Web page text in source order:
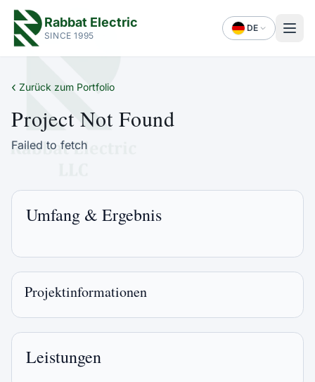
Rabbat Electric
SINCE 1995
DE
‹ Zurück zum Portfolio
Project Not Found
Failed to fetch
Leistungen
Projektinformationen
Umfang & Ergebnis